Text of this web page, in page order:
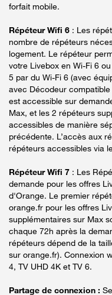
forfait mobile.
Répéteur Wifi 6 : Les
nombre de répéteurs
logement. Le répéteur
votre Livebox en Wi-Fi 6
5 par du Wi-Fi 6 (avec
avec Décodeur
est accessible sur
Max, et les 2 répéteurs
accessibles de manière
précédente. L’accès aux
répéteurs accessibles via
Répéteur Wifi 7 : Les
demande pour les offres
d'Orange. Le premier
orange.fr pour les offres
supplémentaires sur Max
chaque 72h après la
répéteurs dépend de la
sur orange.fr). Connexion
4, TV UHD 4K et TV 6.
Partage de connexion :